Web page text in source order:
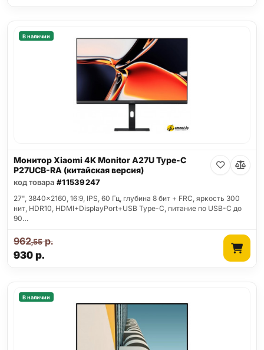
В наличии
Монитор Xiaomi 4K Monitor A27U Type-C
P27UCB-RA (китайская версия)
код товара #11539247
27", 3840x2160, 16:9, IPS, 60 Гц, глубина 8 бит + FRC, яркость 300
нит, HDR10, HDMI+DisplayPort+USB Type-C, питание по USB-C до
90…
930р.
962,55р.
В наличии